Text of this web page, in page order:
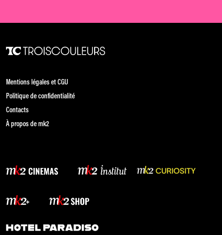
Mentions légales et CGU
Politique de confidentialité
Contacts
À propos de mk2